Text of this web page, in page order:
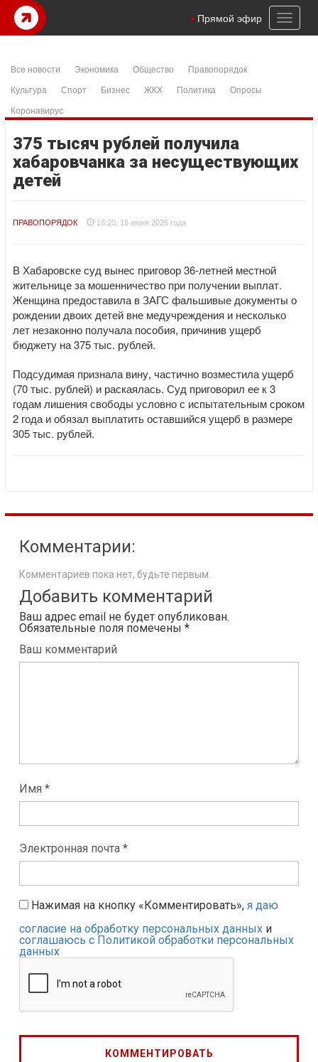
Toggle
Прямой эфир
Все новости Экономика Общество
Правопорядок
Культура
Спорт Бизнес ЖКХ Политика
Опросы
Коронавирус
375 тысяч рублей получила
хабаровчанка за несуществующих
детей
ПРАВОПОРЯДОК 16:20, 18 июня 2026 года
В Хабаровске суд вынес приговор 36-летней местной
жительнице за мошенничество при получении выплат.
Женщина предоставила в ЗАГС фальшивые документы о
рождении двоих детей вне медучреждения и несколько
лет незаконно получала пособия, причинив ущерб
бюджету на 375 тыс. рублей.
Подсудимая признала вину, частично возместила ущерб
(70 тыс. рублей) и раскаялась. Суд приговорил ее к 3
годам лишения свободы условно с испытательным сроком
2 года и обязал выплатить оставшийся ущерб в размере
305 тыс. рублей.
Комментарии:
Комментариев пока нет, будьте первым.
Добавить комментарий
Ваш адрес email не будет опубликован.
Обязательные поля помечены *
Ваш комментарий
Имя *
Электронная почта *
Нажимая на кнопку «Комментировать», я даю
согласие на обработку персональных данных и
соглашаюсь с Политикой обработки персональных
данных